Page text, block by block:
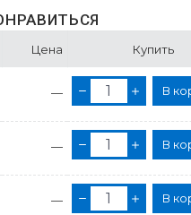
Цена Купить
— В
— В
— В